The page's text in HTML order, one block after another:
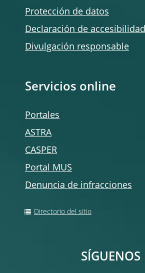
Protección de datos
Declaración de accesibilidad
Divulgación responsable
Servicios online
Portales
ASTRA
CASPER
Portal MUS
Denuncia de infracciones
Directorio del sitio
SÍGUENOS